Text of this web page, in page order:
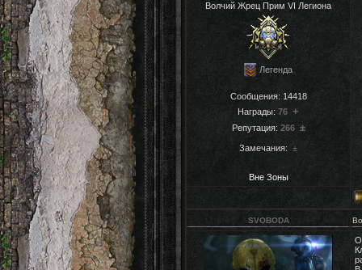
Волчий Жрец Прим VI Легиона
Легенда
Сообщения: 14418
Награды: 76 +
Репутация: 266 ±
Замечания: ±
Вне Зоны
SVOBODA